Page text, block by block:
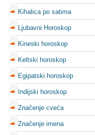
Kihalica po satima
Ljubavni Horoskop
Kineski horoskop
Keltski horoskop
Egipatski horoskop
Indijski horoskop
Značenje cveća
Značenje imena